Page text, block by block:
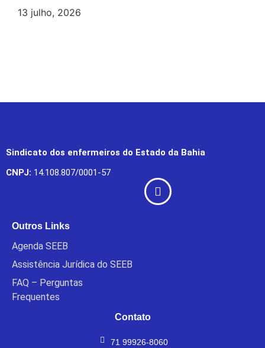
13 julho, 2026
Sindicato dos enfermeiros do Estado da Bahia
CNPJ: 14.108.807/0001-57
Outros Links
Agenda SEEB
Assistência Jurídica do SEEB
FAQ – Perguntas
Frequentes
Contato
71 99926-8060